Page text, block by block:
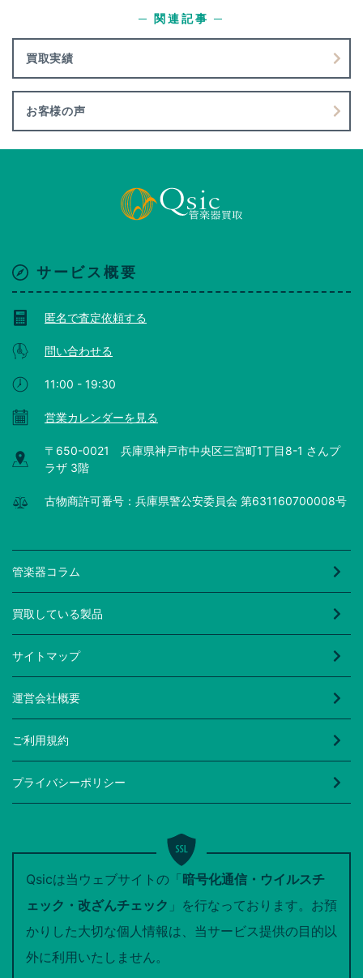
買取実績
─ 関連記事 ─
お客様の声
サービス概要
匿名で査定依頼する
問い合わせる
11:00 - 19:30
営業カレンダーを見る
〒650-0021 兵庫県神戸市中央区三宮町1丁目8-1 さんプ
ラザ 3階
古物商許可番号：兵庫県警公安委員会 第631160700008号
管楽器コラム
買取している製品
サイトマップ
運営会社概要
ご利用規約
プライバシーポリシー
Qsicは当ウェブサイトの「暗号化通信・ウイルスチ
ェック・改ざんチェック 」を行なっております。お預
かりした大切な個人情報は、当サービス提供の目的以
外に利用いたしません。